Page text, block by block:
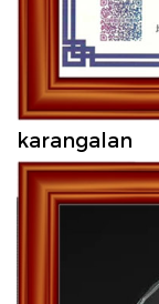
karangalan